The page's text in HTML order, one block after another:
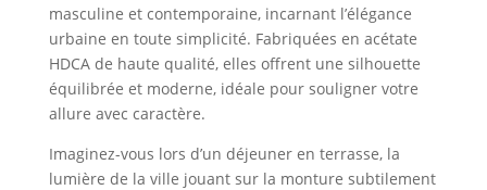
masculine et contemporaine, incarnant l’élégance
urbaine en toute simplicité. Fabriquées en acétate
HDCA de haute qualité, elles offrent une silhouette
équilibrée et moderne, idéale pour souligner votre
allure avec caractère.
Imaginez-vous lors d’un déjeuner en terrasse, la
lumière de la ville jouant sur la monture subtilement